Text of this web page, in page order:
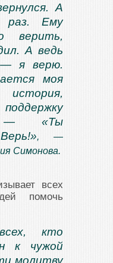
А
Ему
верить,
А ведь
— я верю.
моя
— «Ты
, —
Симонова.
всех
помочь
кто
к чужой
молитву